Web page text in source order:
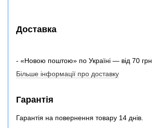
Доставка
- «Новою поштою» по Україні — від 70 грн.
Більше інформації про доставку
Гарантія
Гарантія на повернення товару 14 днів.